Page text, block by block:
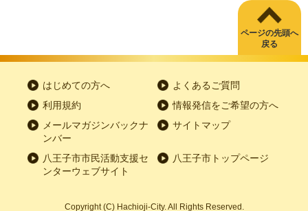
ページの先頭へ
戻る
はじめての方へ
よくあるご質問
利用規約
情報発信をご希望の方へ
メールマガジンバックナ
ンバー
サイトマップ
八王子市市民活動支援セ
ンターウェブサイト
八王子市トップページ
Copyright (C) Hachioji-City. All Rights Reserved.